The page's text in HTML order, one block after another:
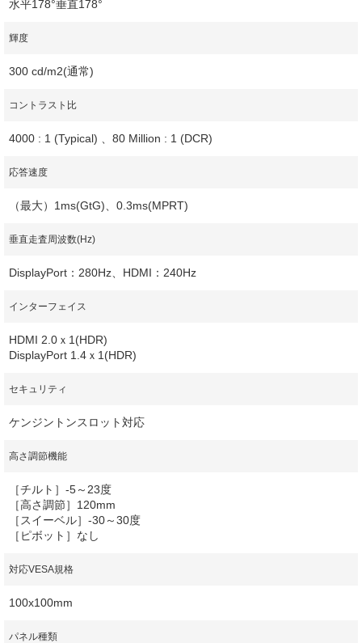
水平178°垂直178°
輝度
300 cd/m2(通常)
コントラスト比
4000 : 1 (Typical) 、80 Million : 1 (DCR)
応答速度
（最大）1ms(GtG)、0.3ms(MPRT)
垂直走査周波数(Hz)
DisplayPort：280Hz、HDMI：240Hz
インターフェイス
HDMI 2.0ｘ1(HDR)
DisplayPort 1.4ｘ1(HDR)
セキュリティ
ケンジントンスロット対応
高さ調節機能
［チルト］-5～23度
［高さ調節］120mm
［スイーベル］-30～30度
［ピボット］なし
対応VESA規格
100x100mm
パネル種類